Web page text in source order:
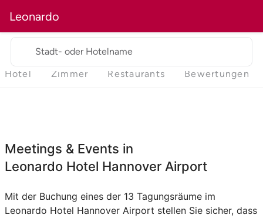
Leonardo
Stadt- oder Hotelname
Hotel Zimmer Restaurants Bewertungen
Meetings & Events in
Leonardo Hotel Hannover Airport
Mit der Buchung eines der 13 Tagungsräume im
Leonardo Hotel Hannover Airport stellen Sie sicher, dass